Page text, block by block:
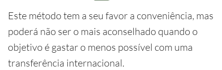
Este método tem a seu favor a conveniência, mas
poderá não ser o mais aconselhado quando o
objetivo é gastar o menos possível com uma
transferência internacional.